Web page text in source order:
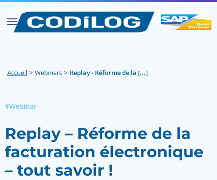
SAP FIORI Découvrir ✕︎
Accueil > Webinars > Replay - Réforme de la [...]
#Webinar
Replay – Réforme de la
facturation électronique
– tout savoir !